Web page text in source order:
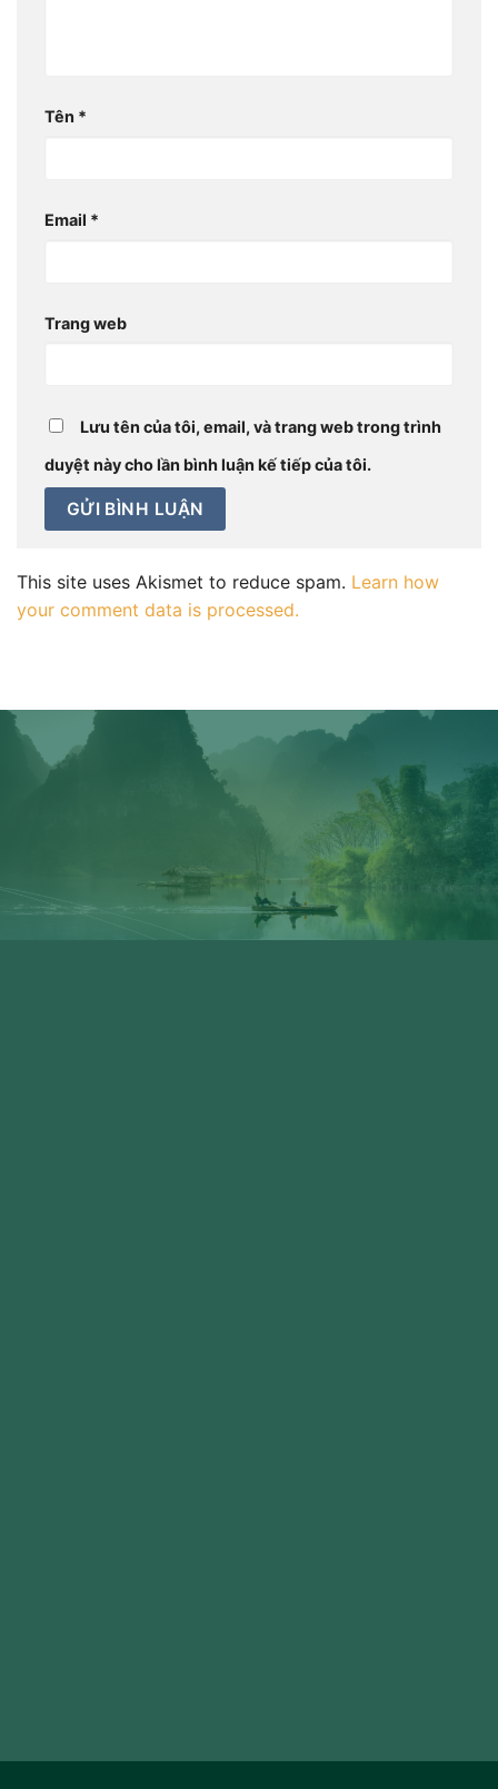
Tên *
Email *
Trang web
Lưu tên của tôi, email, và trang web trong trình
duyệt này cho lần bình luận kế tiếp của tôi.
This site uses Akismet to reduce spam. Learn how
your comment data is processed.